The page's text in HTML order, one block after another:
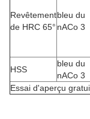
Revêtement
de HRC 65°
bleu du
nACo 3
HSS
bleu du
nACo 3
Essai d'aperçu